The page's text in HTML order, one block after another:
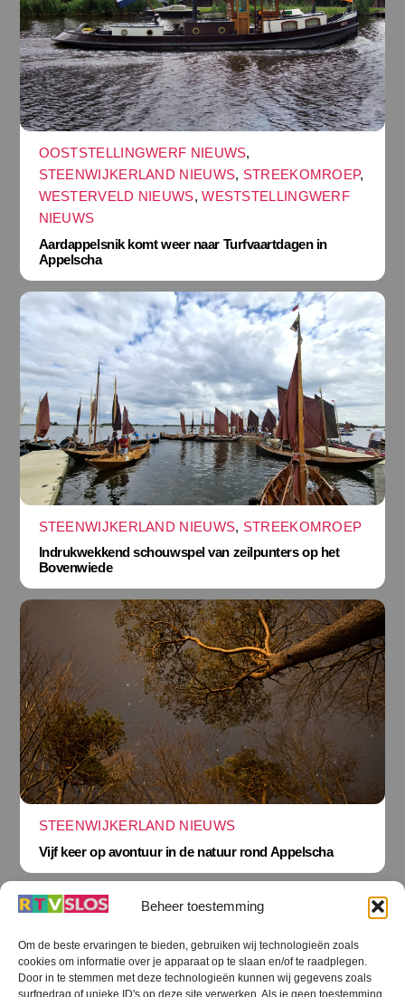
Beheer toestemming
Om de beste ervaringen te bieden, gebruiken wij technologieën zoals
cookies om informatie over je apparaat op te slaan en/of te raadplegen.
Door in te stemmen met deze technologieën kunnen wij gegevens zoals
surfgedrag of unieke ID's op deze site verwerken. Als je geen toestemming
OOSTSTELLINGWERF NIEUWS,
STEENWIJKERLAND NIEUWS, STREEKOMROEP,
WESTERVELD NIEUWS,WESTSTELLINGWERF
NIEUWS
Aardappelsnik komt weer naar Turfvaartdagen in
Appelscha
STEENWIJKERLAND NIEUWS, STREEKOMROEP
Indrukwekkend schouwspel van zeilpunters op het
Bovenwiede
STEENWIJKERLAND NIEUWS
Vijf keer op avontuur in de natuur rond Appelscha
Terug
naar
boven